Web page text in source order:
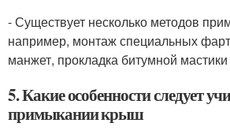
- Существует несколько методов
например, монтаж специальных
манжет, прокладка битумной мастики
5. Какие особенности следует
примыкании крыш